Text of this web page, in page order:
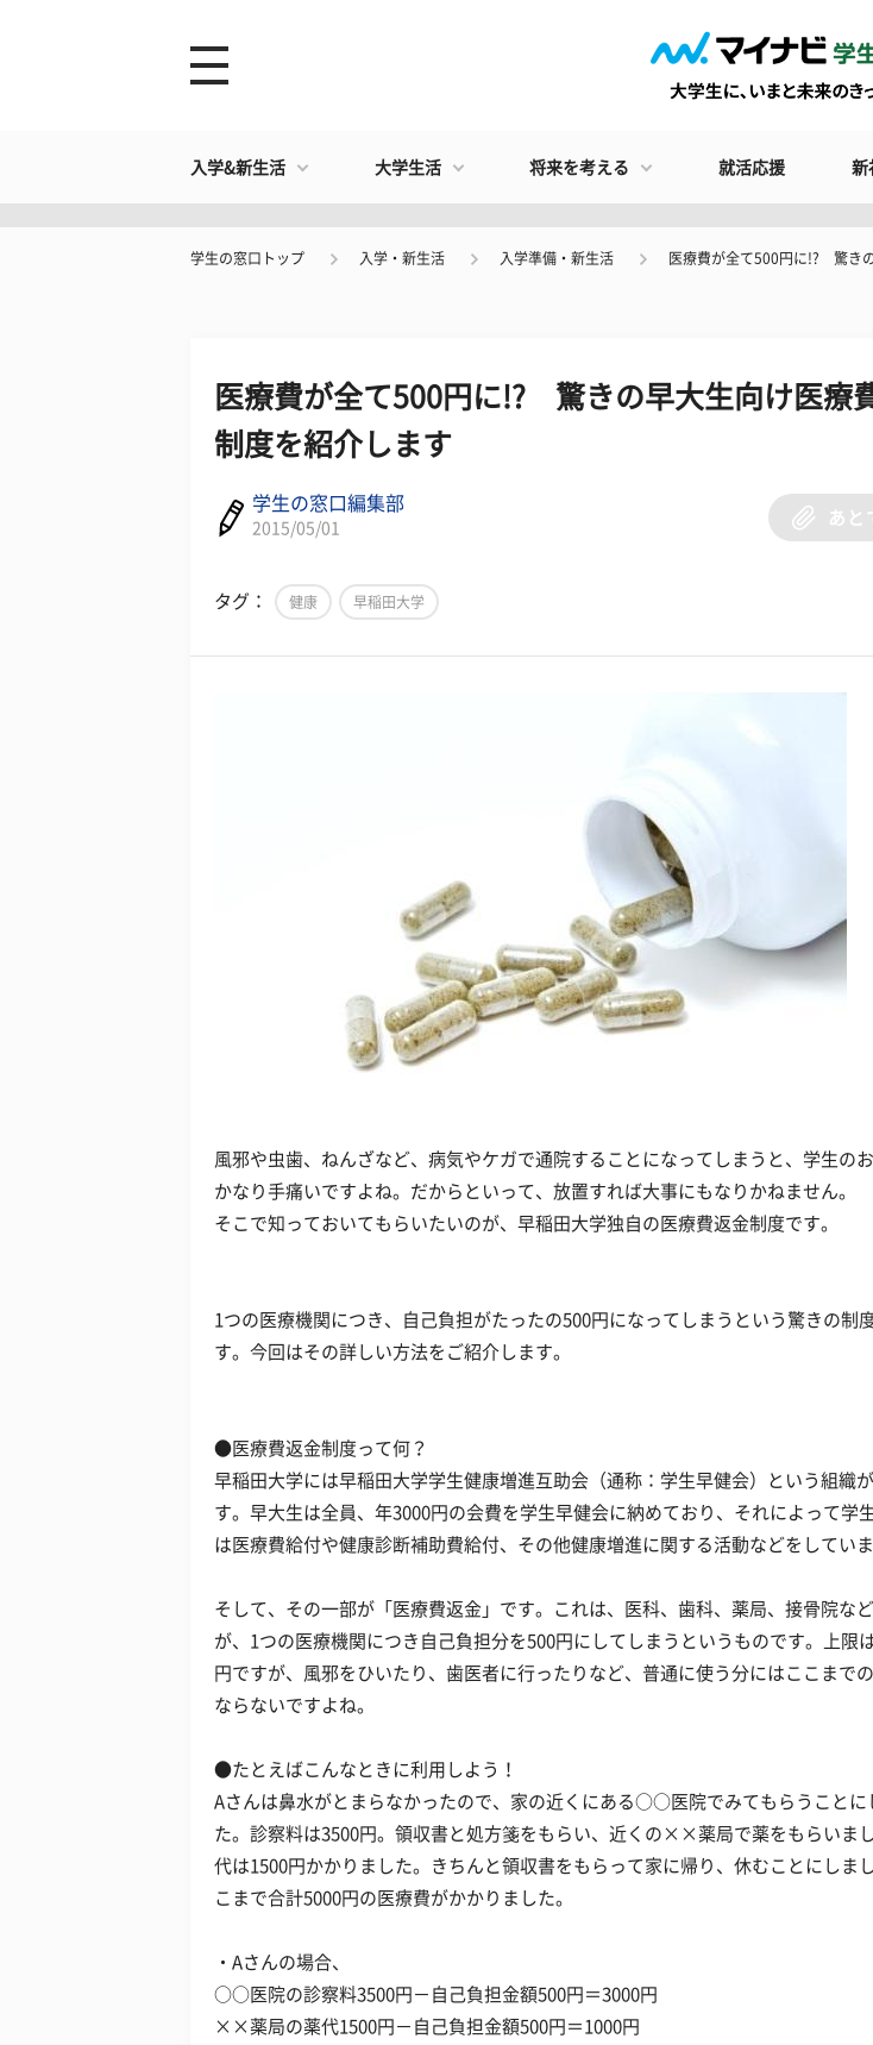
入学&新生活 大学生活 将来を考える 就活応援 新
学生の窓口トップ 入学・新生活 入学準備・新生活 医療費が全て500円に!? 驚き
医療費が全て500円に!? 驚きの早大生向け医療
制度を紹介します
学生の窓口編集部
2015/05/01
あと
タグ： 健康 早稲田大学
風邪や虫歯、ねんざなど、病気やケガで通院することになってしまうと、学生の
かなり手痛いですよね。だからといって、放置すれば大事にもなりかねません。
そこで知っておいてもらいたいのが、早稲田大学独自の医療費返金制度です。
1つの医療機関につき、自己負担がたったの500円になってしまうという驚きの制
す。今回はその詳しい方法をご紹介します。
●医療費返金制度って何？
早稲田大学には早稲田大学学生健康増進互助会（通称：学生早健会）という組織
す。早大生は全員、年3000円の会費を学生早健会に納めており、それによって学
は医療費給付や健康診断補助費給付、その他健康増進に関する活動などをしていま
そして、その一部が「医療費返金」です。これは、医科、歯科、薬局、接骨院な
が、1つの医療機関につき自己負担分を500円にしてしまうというものです。上限
円ですが、風邪をひいたり、歯医者に行ったりなど、普通に使う分にはここまで
ならないですよね。
●たとえばこんなときに利用しよう！
Aさんは鼻水がとまらなかったので、家の近くにある○○医院でみてもらうことに
た。診察料は3500円。領収書と処方箋をもらい、近くの××薬局で薬をもらいま
代は1500円かかりました。きちんと領収書をもらって家に帰り、休むことにしま
こまで合計5000円の医療費がかかりました。
・Aさんの場合、
○○医院の診察料3500円－自己負担金額500円＝3000円
××薬局の薬代1500円－自己負担金額500円＝1000円